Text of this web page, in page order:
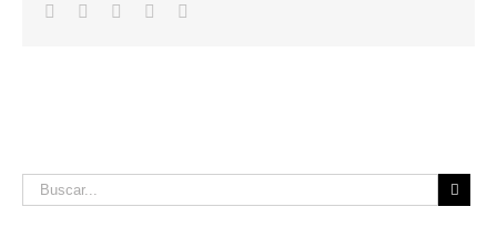
Facebook
TwitterGoogle+Pinterest